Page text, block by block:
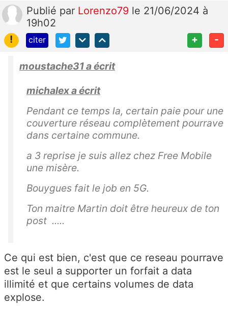
Publié par Lorenzo79 le 21/06/2024 à
19h02
!
citer + -
moustache31 a écrit
michalex a écrit
Pendant ce temps la, certain paie pour une
couverture réseau complètement pourrave
dans certaine commune.
a 3 reprise je suis allez chez Free Mobile
une misère.
Bouygues fait le job en 5G.
Ton maitre Martin doit être heureux de ton
post .....
Ce qui est bien, c'est que ce reseau pourrave
est le seul a supporter un forfait a data
illimité et que certains volumes de data
explose.